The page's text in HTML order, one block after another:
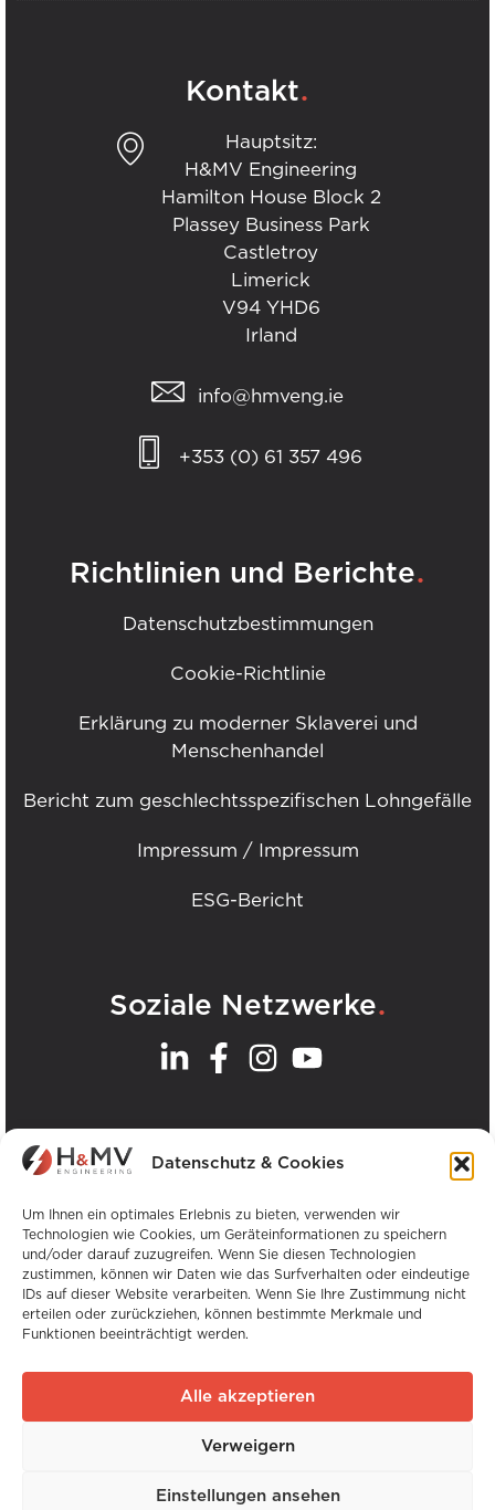
Datenschutz & Cookies
Um Ihnen ein optimales Erlebnis zu bieten, verwenden wir
Technologien wie Cookies, um Geräteinformationen zu speichern
und/oder darauf zuzugreifen. Wenn Sie diesen Technologien
zustimmen, können wir Daten wie das Surfverhalten oder eindeutige
IDs auf dieser Website verarbeiten. Wenn Sie Ihre Zustimmung nicht
erteilen oder zurückziehen, können bestimmte Merkmale und
Funktionen beeinträchtigt werden.
Alle akzeptieren
Verweigern
Einstellungen ansehen
Kontakt.
Hauptsitz:
H&MV Engineering
Hamilton House Block 2
Plassey Business Park
Castletroy
Limerick
V94 YHD6
Irland
info@hmveng.ie
+353 (0) 61 357 496
Richtlinien und Berichte.
Datenschutzbestimmungen
Cookie-Richtlinie
Erklärung zu moderner Sklaverei und
Menschenhandel
Bericht zum geschlechtsspezifischen Lohngefälle
Impressum / Impressum
ESG-Bericht
Soziale Netzwerke.
Unsere Büros .
Urheberrecht © H&MV Engineering. Alle Rechte
vorbehalten.
Website von Avalanche